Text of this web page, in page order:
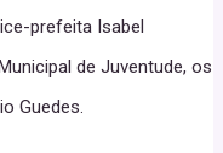
prefeita Isabel
de Juventude, os
Guedes.